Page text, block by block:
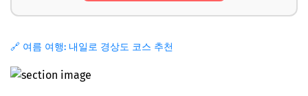
🔗 여름 여행: 내일로 경상도 코스 추천